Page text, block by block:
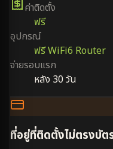
ค่าติดตั้ง
ฟรี
อุปกรณ์
ฟรี WiFi6 Router
จ่ายรอบแรก
หลัง 30 วัน
ที่อยู่ที่ติดตั้งไม่ตรงบัต